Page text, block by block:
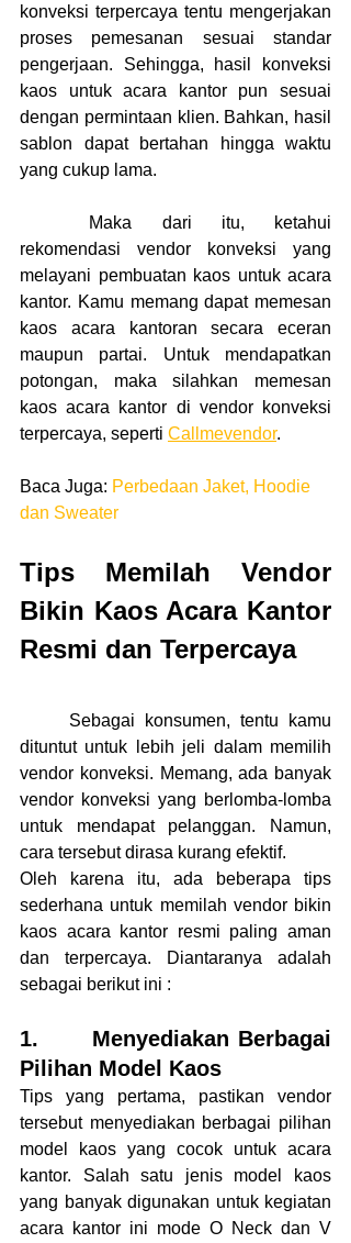
konveksi terpercaya tentu mengerjakan
proses pemesanan sesuai standar
pengerjaan. Sehingga, hasil konveksi
kaos untuk acara kantor pun sesuai
dengan permintaan klien. Bahkan, hasil
sablon dapat bertahan hingga waktu
yang cukup lama.
rekomendasi vendor konveksi yang
melayani pembuatan kaos untuk acara
kantor. Kamu memang dapat memesan
kaos acara kantoran secara eceran
maupun partai. Untuk mendapatkan
potongan, maka silahkan memesan
kaos acara kantor di vendor konveksi
terpercaya, seperti Callmevendor.
Baca Juga: Perbedaan Jaket, Hoodie
dan Sweater
Tips Memilah Vendor
Bikin Kaos Acara Kantor
Resmi dan Terpercaya
dituntut untuk lebih jeli dalam memilih
vendor konveksi. Memang, ada banyak
vendor konveksi yang berlomba-lomba
untuk mendapat pelanggan. Namun,
cara tersebut dirasa kurang efektif.
Oleh karena itu, ada beberapa tips
sederhana untuk memilah vendor bikin
kaos acara kantor resmi paling aman
dan terpercaya. Diantaranya adalah
sebagai berikut ini :
1.      Menyediakan Berbagai
Pilihan Model Kaos
Tips yang pertama, pastikan vendor
tersebut menyediakan berbagai pilihan
model kaos yang cocok untuk acara
kantor. Salah satu jenis model kaos
yang banyak digunakan untuk kegiatan
acara kantor ini mode O Neck dan V